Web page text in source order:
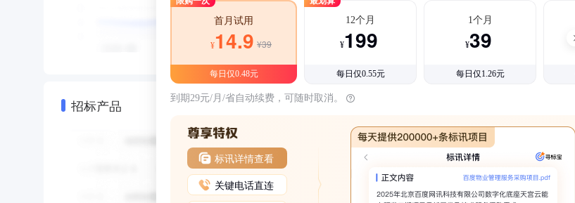
招标产品
首月试用
¥14.9 ¥39
每日仅0.48元
12个月
¥199
每日仅0.55元
1个月
¥39
每日仅1.26元
到期29元/月/省自动续费，可随时取消。
标讯详情查看
关键电话直连